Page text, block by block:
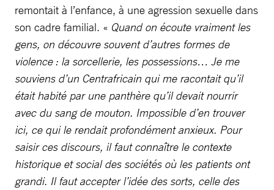
remontait à l’enfance, à une agression sexuelle dans
son cadre familial. « Quand on écoute vraiment les
gens, on découvre souvent d’autres formes de
violence : la sorcellerie, les possessions… Je me
souviens d’un Centrafricain qui me racontait qu’il
était habité par une panthère qu’il devait nourrir
avec du sang de mouton. Impossible d’en trouver
ici, ce qui le rendait profondément anxieux. Pour
saisir ces discours, il faut connaître le contexte
historique et social des sociétés où les patients ont
grandi. Il faut accepter l’idée des sorts, celle des